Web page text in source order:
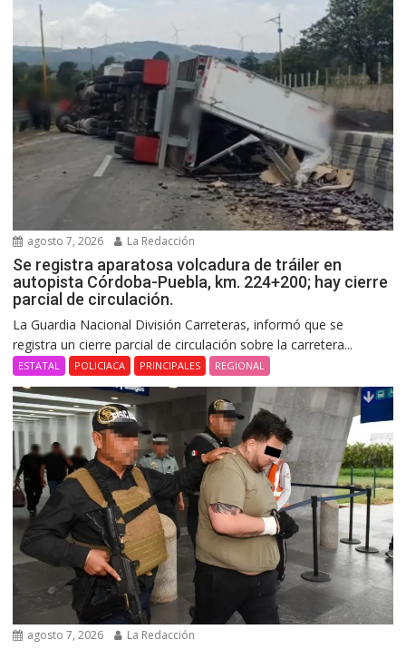
agosto 7, 2026 La Redacción
Se registra aparatosa volcadura de tráiler en
autopista Córdoba-Puebla, km. 224+200; hay cierre
parcial de circulación.
La Guardia Nacional División Carreteras, informó que se
registra un cierre parcial de circulación sobre la carretera...
ESTATAL POLICIACA PRINCIPALES REGIONAL
agosto 7, 2026 La Redacción